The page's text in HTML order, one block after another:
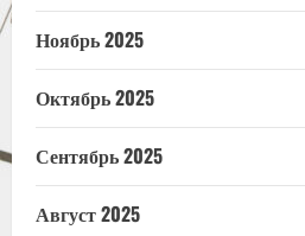
Ноябрь 2025
Октябрь 2025
Сентябрь 2025
Август 2025